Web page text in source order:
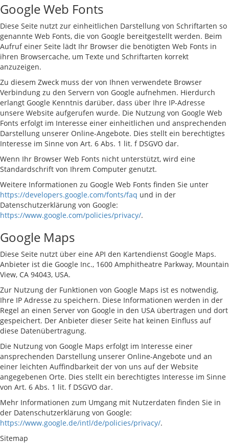
Google Web Fonts
Diese Seite nutzt zur einheitlichen Darstellung von Schriftarten so
genannte Web Fonts, die von Google bereitgestellt werden. Beim
Aufruf einer Seite lädt Ihr Browser die benötigten Web Fonts in
ihren Browsercache, um Texte und Schriftarten korrekt
anzuzeigen.
Zu diesem Zweck muss der von Ihnen verwendete Browser
Verbindung zu den Servern von Google aufnehmen. Hierdurch
erlangt Google Kenntnis darüber, dass über Ihre IP-Adresse
unsere Website aufgerufen wurde. Die Nutzung von Google Web
Fonts erfolgt im Interesse einer einheitlichen und ansprechenden
Darstellung unserer Online-Angebote. Dies stellt ein berechtigtes
Interesse im Sinne von Art. 6 Abs. 1 lit. f DSGVO dar.
Wenn Ihr Browser Web Fonts nicht unterstützt, wird eine
Standardschrift von Ihrem Computer genutzt.
Weitere Informationen zu Google Web Fonts finden Sie unter
https://developers.google.com/fonts/faq und in der
Datenschutzerklärung von Google:
https://www.google.com/policies/privacy/.
Google Maps
Diese Seite nutzt über eine API den Kartendienst Google Maps.
Anbieter ist die Google Inc., 1600 Amphitheatre Parkway, Mountain
View, CA 94043, USA.
Zur Nutzung der Funktionen von Google Maps ist es notwendig,
Ihre IP Adresse zu speichern. Diese Informationen werden in der
Regel an einen Server von Google in den USA übertragen und dort
gespeichert. Der Anbieter dieser Seite hat keinen Einfluss auf
diese Datenübertragung.
Die Nutzung von Google Maps erfolgt im Interesse einer
ansprechenden Darstellung unserer Online-Angebote und an
einer leichten Auffindbarkeit der von uns auf der Website
angegebenen Orte. Dies stellt ein berechtigtes Interesse im Sinne
von Art. 6 Abs. 1 lit. f DSGVO dar.
Mehr Informationen zum Umgang mit Nutzerdaten finden Sie in
der Datenschutzerklärung von Google:
https://www.google.de/intl/de/policies/privacy/.
Sitemap